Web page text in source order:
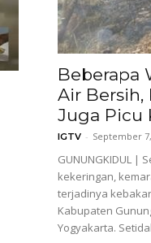
Beberapa
Air Bersih,
Juga Picu
IGTV - September
GUNUNGKIDUL |
kekeringan,
terjadinya
Kabupaten
Yogyakarta.